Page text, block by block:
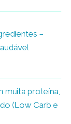
–
muita proteína,
(Low Carb e